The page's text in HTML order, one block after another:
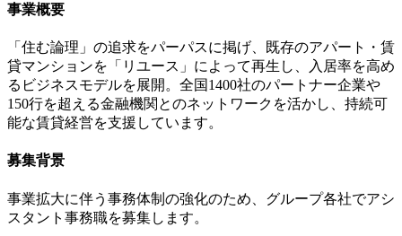
事業概要
「住む論理」の追求をパーパスに掲げ、既存のアパート・賃
貸マンションを「リユース」によって再生し、入居率を高め
るビジネスモデルを展開。全国1400社のパートナー企業や
150行を超える金融機関とのネットワークを活かし、持続可
能な賃貸経営を支援しています。
募集背景
事業拡大に伴う事務体制の強化のため、グループ各社でアシ
スタント事務職を募集します。